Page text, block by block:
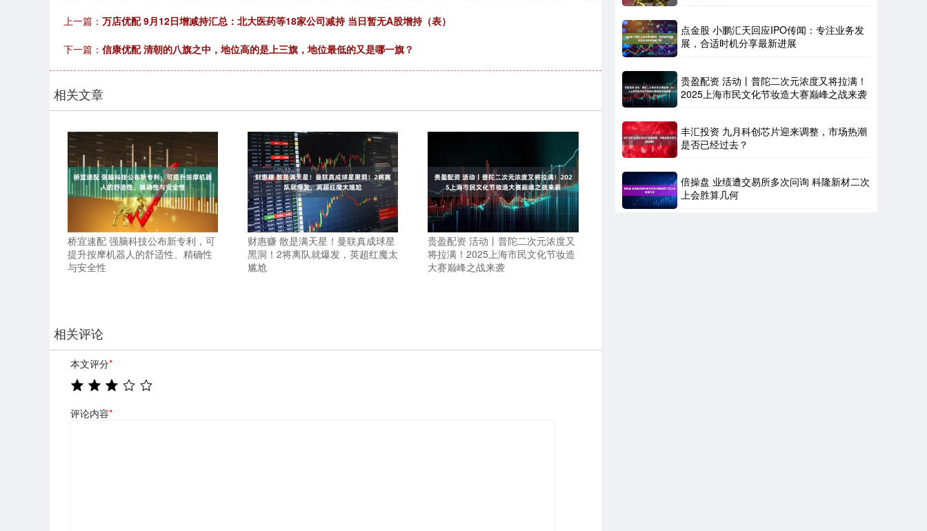
上一篇： 万店优配 9月12日增减持汇总：北大医药等18家公司减持 当日暂无A股增持（表）
下一篇： 信康优配 清朝的八旗之中，地位高的是上三旗，地位最低的又是哪一旗？
相关文章
桥宜速配 强脑科技公布新专利，可
提升按摩机器人的舒适性、精确性
与安全性
财惠赚 散是满天星！曼联真成球星
黑洞！2将离队就爆发，英超红魔太
尴尬
贵盈配资 活动丨普陀二次元浓度又
将拉满！2025上海市民文化节妆造
大赛巅峰之战来袭
相关评论
本文评分*
评论内容*
点金股 小鹏汇天回应IPO传闻：专注业务发
展，合适时机分享最新进展
贵盈配资 活动丨普陀二次元浓度又将拉满！
2025上海市民文化节妆造大赛巅峰之战来袭
丰汇投资 九月科创芯片迎来调整，市场热潮
是否已经过去？
倍操盘 业绩遭交易所多次问询 科隆新材二次
上会胜算几何